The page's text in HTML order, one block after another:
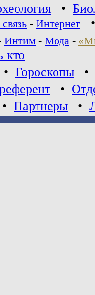
•
- Интернет
Интим - Мода -
кто
• Гороскопы •
•
• Партнеры •